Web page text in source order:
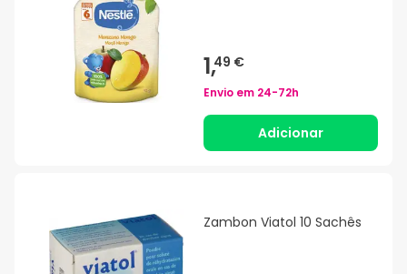
1,49 €
Envio em 24-72h
Adicionar
Zambon Viatol 10 Sachês